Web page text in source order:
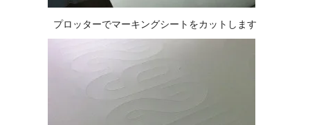
プロッターでマーキングシートをカットします